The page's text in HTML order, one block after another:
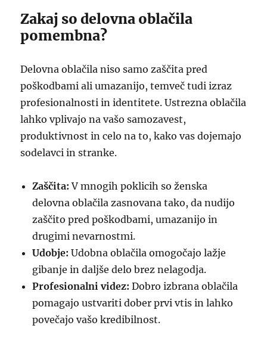
Zakaj so delovna oblačila
pomembna?
Delovna oblačila niso samo zaščita pred
poškodbami ali umazanijo, temveč tudi izraz
profesionalnosti in identitete. Ustrezna oblačila
lahko vplivajo na vašo samozavest,
produktivnost in celo na to, kako vas dojemajo
sodelavci in stranke.
Zaščita: V mnogih poklicih so ženska
delovna oblačila zasnovana tako, da nudijo
zaščito pred poškodbami, umazanijo in
drugimi nevarnostmi.
Udobje: Udobna oblačila omogočajo lažje
gibanje in daljše delo brez nelagodja.
Profesionalni videz: Dobro izbrana oblačila
pomagajo ustvariti dober prvi vtis in lahko
povečajo vašo kredibilnost.